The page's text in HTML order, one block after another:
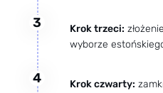
3 Krok trzeci:
wyborze
4 Krok czwarty: